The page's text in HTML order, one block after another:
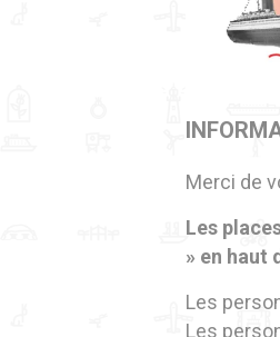
Merci de
Les
» en haut
Les
Les